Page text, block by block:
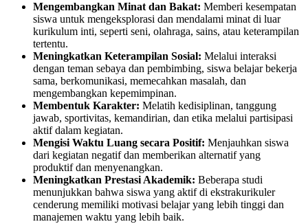
Mengembangkan Minat dan Bakat: Memberi kesempatan
siswa untuk mengeksplorasi dan mendalami minat di luar
kurikulum inti, seperti seni, olahraga, sains, atau keterampilan
tertentu.
Meningkatkan Keterampilan Sosial: Melalui interaksi
dengan teman sebaya dan pembimbing, siswa belajar bekerja
sama, berkomunikasi, memecahkan masalah, dan
mengembangkan kepemimpinan.
Membentuk Karakter: Melatih kedisiplinan, tanggung
jawab, sportivitas, kemandirian, dan etika melalui partisipasi
aktif dalam kegiatan.
Mengisi Waktu Luang secara Positif: Menjauhkan siswa
dari kegiatan negatif dan memberikan alternatif yang
produktif dan menyenangkan.
Meningkatkan Prestasi Akademik: Beberapa studi
menunjukkan bahwa siswa yang aktif di ekstrakurikuler
cenderung memiliki motivasi belajar yang lebih tinggi dan
manajemen waktu yang lebih baik.